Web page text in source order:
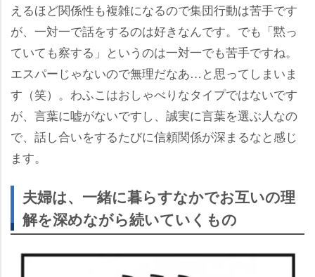
えるほど関係性も複雑になるので集団行動は苦手です
が、一対一で話をするのは好きなんです。でも「黙っ
ていても察する」というのは一対一でも苦手ですね。
エスパーじゃないので無理だなあ…と思ってしまいま
す（笑）。わふこはおしゃべりなタイプではないです
が、言葉に嘘がないですし、誠実に言葉を選ぶ人なの
で、話し合いをするたびに信頼関係が深まるなと感じ
ます。
夫婦は、一緒に暮らすなかでお互いの理
解を深めながら続いていくもの